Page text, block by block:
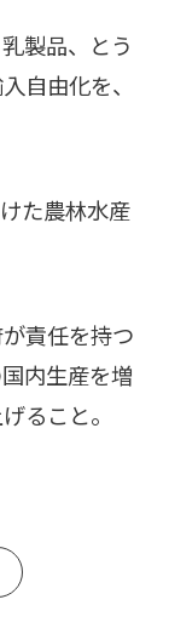
製品、とう
自由化を、
た農林水産
責任を持つ
内生産を増
ること。